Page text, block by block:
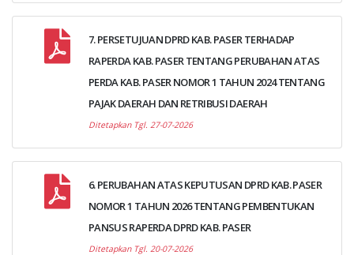
7. PERSETUJUAN DPRD KAB. PASER TERHADAP
RAPERDA KAB. PASER TENTANG PERUBAHAN ATAS
PERDA KAB. PASER NOMOR 1 TAHUN 2024 TENTANG
PAJAK DAERAH DAN RETRIBUSI DAERAH
Ditetapkan Tgl. 27-07-2026
6. PERUBAHAN ATAS KEPUTUSAN DPRD KAB. PASER
NOMOR 1 TAHUN 2026 TENTANG PEMBENTUKAN
PANSUS RAPERDA DPRD KAB. PASER
Ditetapkan Tgl. 20-07-2026